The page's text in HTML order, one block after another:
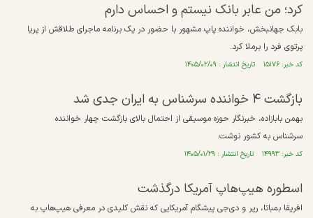
کرد؛ من عابر بانک نیستم و احساس دارم
بابک جهانبخش، خواننده پاپ مشهور با حضور در یک برنامه ماجرای طلاقش از پریا
پرتوی فرد را برملا کرد.
کد خبر: ۱۵۱۷۶ تاریخ انتشار : ۱۴۰۵/۰۲/۰۹
بازگشت ۴ خواننده سرشناس به ایران جدی شد
بهمن بابازاده، خبرنگار حوزه موسیقی از احتمال بالای بازگشت چهار خواننده
سرشناس به کشور نوشت.
کد خبر: ۱۴۹۹۳ تاریخ انتشار : ۱۴۰۵/۰۱/۲۹
اسطوره هیپ‌هاپ آمریکا درگذشت
افریقا بمباتا، رپر و دی‌جی پیشگام آمریکایی که نقش کلیدی در معرفی هیپ‌هاپ به